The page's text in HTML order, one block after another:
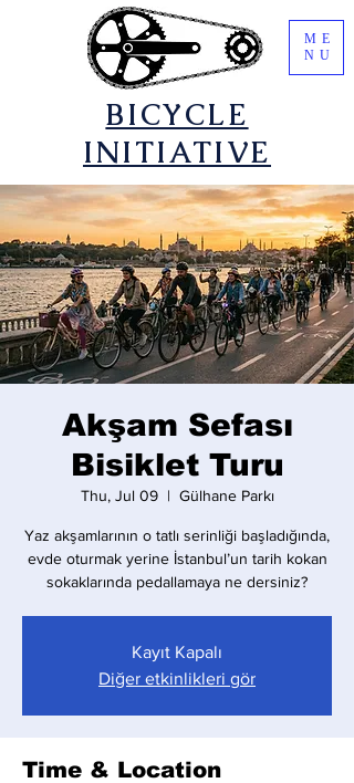
​BICYCLE
INITIATIVE
ME
NU
Akşam Sefası
Bisiklet Turu
Thu, Jul 09
  |
Gülhane Parkı
Yaz akşamlarının o tatlı serinliği başladığında,
evde oturmak yerine İstanbul’un tarih kokan
sokaklarında pedallamaya ne dersiniz?
Kayıt Kapalı
Diğer etkinlikleri gör
Time & Location